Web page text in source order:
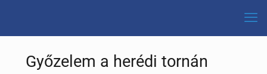
Győzelem a herédi tornán